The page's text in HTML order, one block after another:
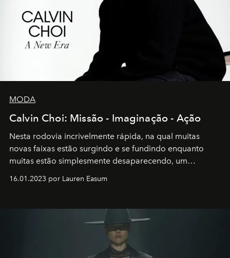
MODA
Calvin Choi: Missão - Imaginação - Ação
Nesta rodovia incrivelmente rápida, na qual muitas
novas faixas estão surgindo e se fundindo enquanto
muitas estão simplesmente desaparecendo, um
transportador AMTD abrindo caminho para muitos
por propósitos, com um claro senso de missão na vida e
16.01.2023 por Lauren Easum